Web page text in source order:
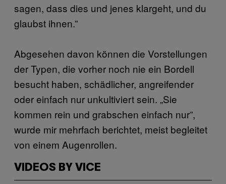
sagen, dass dies und jenes klargeht, und du
glaubst ihnen.”
Abgesehen davon können die Vorstellungen
der Typen, die vorher noch nie ein Bordell
besucht haben, schädlicher, angreifender
oder einfach nur unkultiviert sein. „Sie
kommen rein und grabschen einfach nur”,
wurde mir mehrfach berichtet, meist begleitet
von einem Augenrollen.
VIDEOS BY VICE